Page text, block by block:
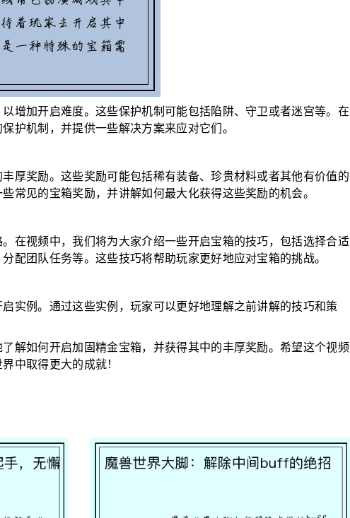
增加开启难度。这些保护机制可能包括陷阱、守卫或者迷宫等。在
护机制，并提供一些解决方案来应对它们。
厚奖励。这些奖励可能包括稀有装备、珍贵材料或者其他有价值的
常见的宝箱奖励，并讲解如何最大化获得这些奖励的机会。
在视频中，我们将为大家介绍一些开启宝箱的技巧，包括选择合适
配团队任务等。这些技巧将帮助玩家更好地应对宝箱的挑战。
实例。通过这些实例，玩家可以更好地理解之前讲解的技巧和策
解如何开启加固精金宝箱，并获得其中的丰厚奖励。希望这个视频
中取得更大的成就！